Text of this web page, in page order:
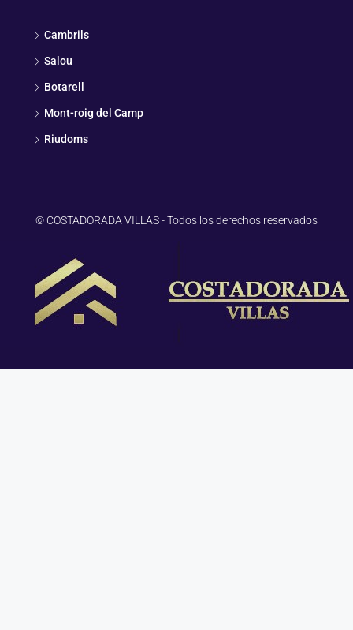
Cambrils
Salou
Botarell
Mont-roig del Camp
Riudoms
© COSTADORADA VILLAS - Todos los derechos reservados